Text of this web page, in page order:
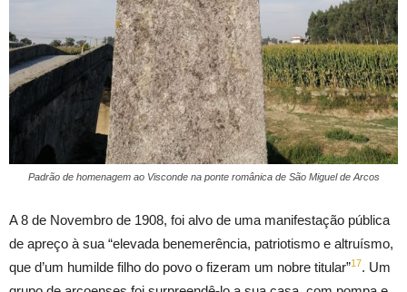
Padrão de homenagem ao Visconde na ponte românica de São Miguel de Arcos
A 8 de Novembro de 1908, foi alvo de uma manifestação pública
de apreço à sua “elevada benemerência, patriotismo e altruísmo,
que d’um humilde filho do povo o fizeram um nobre titular”17. Um